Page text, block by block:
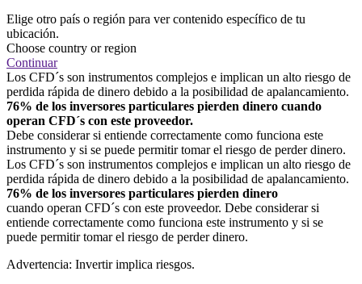
Elige otro país o región para ver contenido específico de tu
ubicación.
Choose country or region
Continuar
Los CFD´s son instrumentos complejos e implican un alto riesgo de
perdida rápida de dinero debido a la posibilidad de apalancamiento.
76% de los inversores particulares pierden dinero cuando
operan CFD´s con este proveedor.
Debe considerar si entiende correctamente como funciona este
instrumento y si se puede permitir tomar el riesgo de perder dinero.
Los CFD´s son instrumentos complejos e implican un alto riesgo de
perdida rápida de dinero debido a la posibilidad de apalancamiento.
76% de los inversores particulares pierden dinero
cuando operan CFD´s con este proveedor. Debe considerar si
entiende correctamente como funciona este instrumento y si se
puede permitir tomar el riesgo de perder dinero.
Advertencia: Invertir implica riesgos.